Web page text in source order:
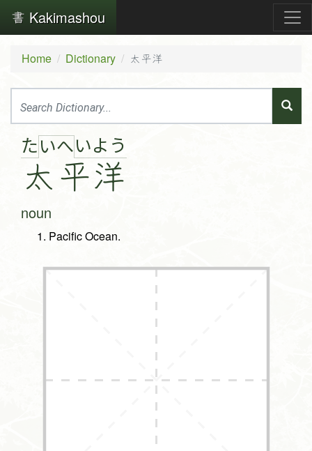
Kakimashou
Home Dictionary 太平洋
た い
太
へい
平
よ う
洋
noun
Pacific Ocean.